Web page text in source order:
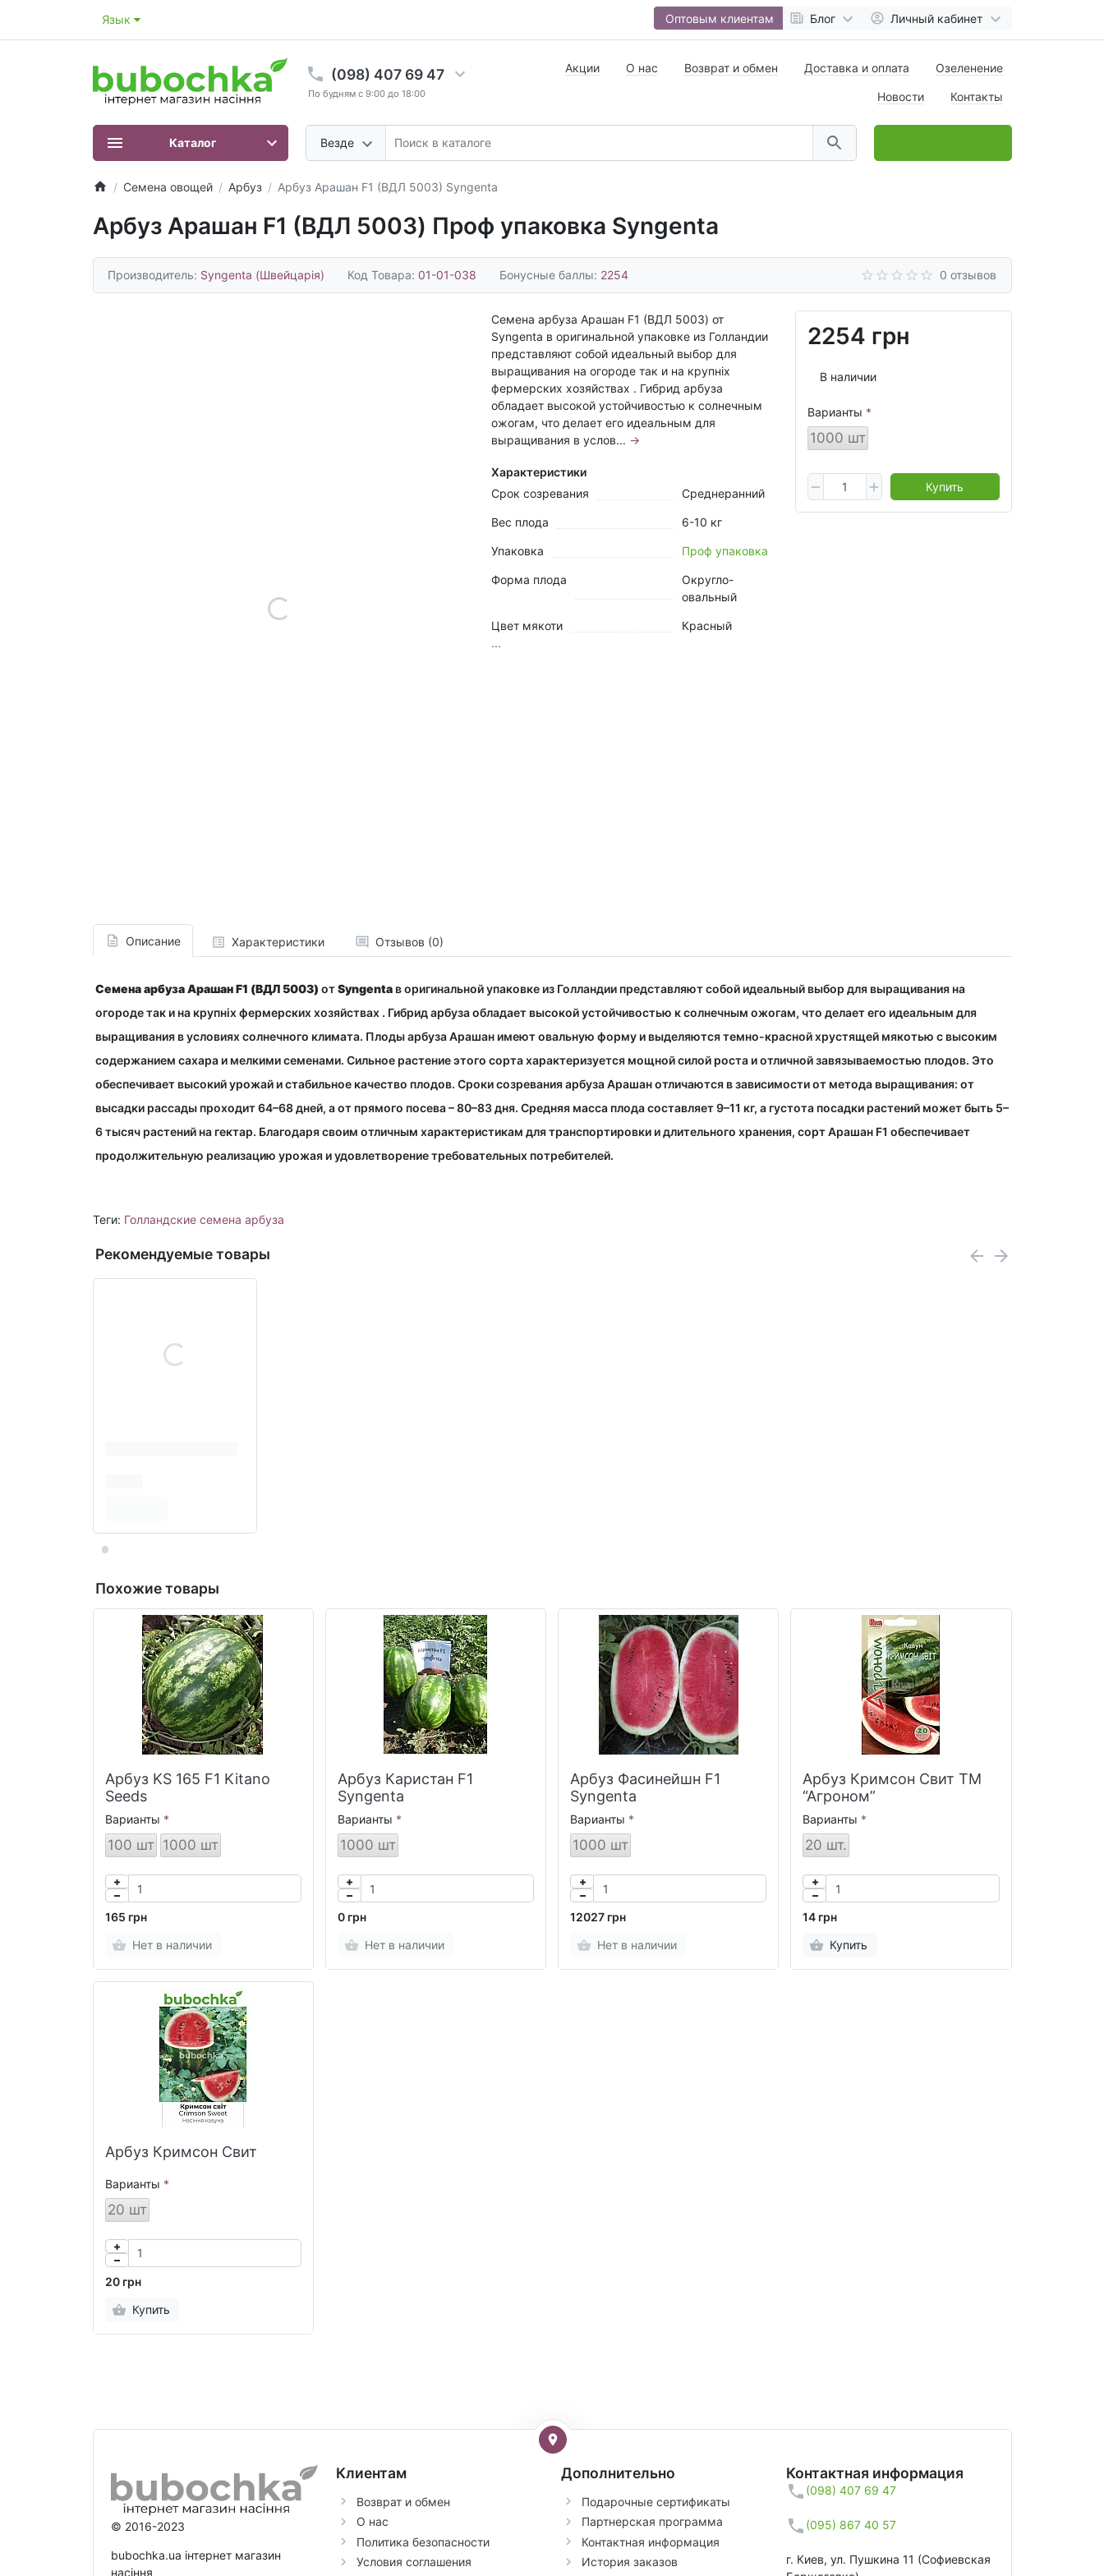
Язык Оптовым клиентам Блог Личный кабинет
(098) 407 69 47
По будням с 9:00 до 18:00
Везде
Акции О нас Возврат и обмен Доставка и оплата Озеленение
Новости Контакты
Каталог
Семена овощей Арбуз Арбуз Арашан F1 (ВДЛ 5003) Syngenta
Арбуз Арашан F1 (ВДЛ 5003) Проф упаковка Syngenta
Производитель: Syngenta (Швейцарія) Код Товара: 01-01-038 Бонусные баллы: 2254 0 отзывов
2254 грн
В наличии
Варианты
1000 шт
Купить
Семена арбуза Арашан F1 (ВДЛ 5003) от
Syngenta в оригинальной упаковке из Голландии
представляют собой идеальный выбор для
выращивания на огороде так и на крупніх
фермерских хозяйствах . Гибрид арбуза
обладает высокой устойчивостью к солнечным
ожогам, что делает его идеальным для
выращивания в услов... →
Характеристики
Срок созревания
Среднеранний
Вес плода 6-10 кг
Упаковка Проф упаковка
Форма плода
Округло-
овальный
Цвет мякоти
Красный
...
Описание Характеристики Отзывов (0)
Семена арбуза Арашан F1 (ВДЛ 5003) отSyngenta в оригинальной упаковке из Голландии представляют собой идеальный выбор для выращивания на
огороде так и на крупніх фермерских хозяйствах . Гибрид арбуза обладает высокой устойчивостью к солнечным ожогам, что делает его идеальным для
выращивания в условиях солнечного климата. Плоды арбуза Арашан имеют овальную форму и выделяются темно-красной хрустящей мякотью с высоким
содержанием сахара и мелкими семенами. Сильное растение этого сорта характеризуется мощной силой роста и отличной завязываемостью плодов. Это
обеспечивает высокий урожай и стабильное качество плодов. Сроки созревания арбуза Арашан отличаются в зависимости от метода выращивания: от
высадки рассады проходит 64–68 дней, а от прямого посева – 80–83 дня. Средняя масса плода составляет 9–11 кг, а густота посадки растений может быть 5–
6 тысяч растений на гектар. Благодаря своим отличным характеристикам для транспортировки и длительного хранения, сорт Арашан F1 обеспечивает
продолжительную реализацию урожая и удовлетворение требовательных потребителей.
Теги: Голландские семена арбуза
Рекомендуемые товары
Похожие товары
Арбуз KS 165 F1 Kitano
Seeds
Варианты
100 шт 1000 шт
165 грн
Нет в наличии
Арбуз Каристан F1
Syngenta
Варианты
1000 шт
0 грн
Нет в наличии
Арбуз Фасинейшн F1
Syngenta
Варианты
1000 шт
12027 грн
Нет в наличии
Арбуз Кримсон Свит ТМ
“Агроном”
Варианты
20 шт.
14 грн
Купить
Арбуз Кримсон Свит
Варианты
20 шт
20 грн
Купить
© 2016-2023
bubochka.ua інтернет магазин
насіння
Клиентам
Возврат и обмен
О нас
Политика безопасности
Условия соглашения
Дополнительно
Подарочные сертификаты
Партнерская программа
Контактная информация
История заказов
Контактная информация
(098) 407 69 47
(095) 867 40 57
г. Киев, ул. Пушкина 11 (Софиевская